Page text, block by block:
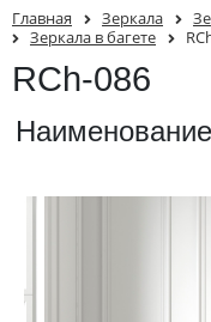
Главная Зеркала
Зеркала в багете
RCh-086